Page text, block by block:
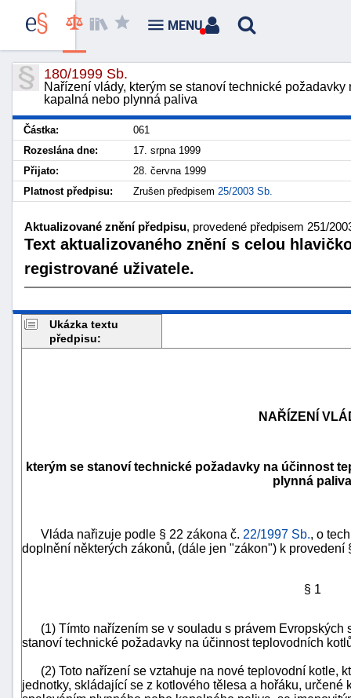
180/1999 Sb.
Nařízení vlády, kterým se stanoví technické
kapalná nebo plynná paliva
Částka:
061
Rozeslána dne:
17. srpna 1999
Přijato:
28. června 1999
Platnost předpisu:
Zrušen předpisem 25/2003 Sb.
Aktualizované znění předpisu, provedené předpisem 251/
Text aktualizovaného znění s celou
registrované uživatele.
Ukázka textu
předpisu:
NAŘÍZENÍ
kterým se stanoví technické požadavky na účinnost
plynná paliva
Vláda nařizuje podle § 22 zákona č. 22/1997 Sb., o
doplnění některých zákonů, (dále jen "zákon") k provedení
§ 1
(1) Tímto nařízením se v souladu s právem Evropských
stanoví technické požadavky na účinnost teplovodních
(2) Toto nařízení se vztahuje na nové teplovodní kotle,
jednotky, skládající se z kotlového tělesa a hořáku,
MENU
škody